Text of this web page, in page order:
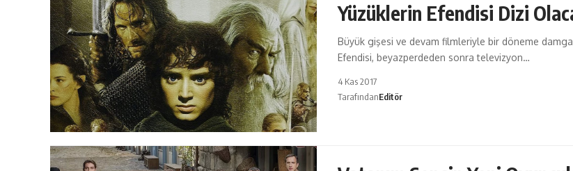
Yüzüklerin Efendisi Dizi
Büyük gişesi ve devam filmleriyle bir döneme
Efendisi, beyazperdeden sonra televizyon…
4 Kas 2017
TarafındanEditör